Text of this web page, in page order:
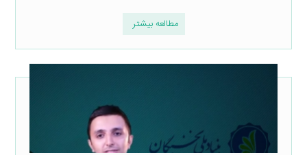
مطالعه بیشتر